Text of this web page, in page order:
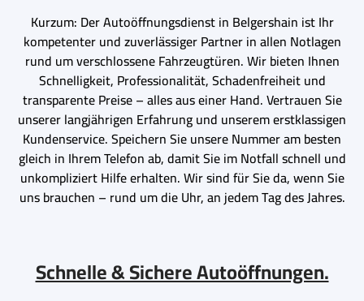
Kurzum: Der Autoöffnungsdienst in Belgershain ist Ihr
kompetenter und zuverlässiger Partner in allen Notlagen
rund um verschlossene Fahrzeugtüren. Wir bieten Ihnen
Schnelligkeit, Professionalität, Schadenfreiheit und
transparente Preise – alles aus einer Hand. Vertrauen Sie
unserer langjährigen Erfahrung und unserem erstklassigen
Kundenservice. Speichern Sie unsere Nummer am besten
gleich in Ihrem Telefon ab, damit Sie im Notfall schnell und
unkompliziert Hilfe erhalten. Wir sind für Sie da, wenn Sie
uns brauchen – rund um die Uhr, an jedem Tag des Jahres.
Schnelle & Sichere Autoöffnungen.